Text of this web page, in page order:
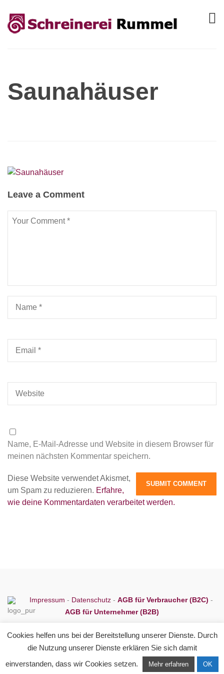
Saunahäuser
Leave a Comment
Name, E-Mail-Adresse und Website in diesem Browser für
meinen nächsten Kommentar speichern.
Diese Website verwendet Akismet,
um Spam zu reduzieren. Erfahre,
wie deine Kommentardaten verarbeitet werden.
Impressum - Datenschutz- AGB für Verbraucher (B2C) -
AGB für Unternehmer (B2B)
Cookies helfen uns bei der Bereitstellung unserer Dienste. Durch
die Nutzung unserer Dienste erklären Sie sich damit
einverstanden, dass wir Cookies setzen.
Mehr erfahren OK